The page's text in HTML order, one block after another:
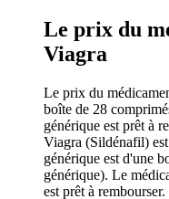
Le prix du
Viagra
Le prix du
boîte de 28
générique est prêt à
Viagra (Sildénafil)
générique est d'une
générique). Le
est prêt à rembourser.